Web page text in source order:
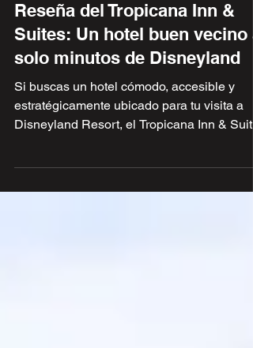
Feb 7, 2025
2 min read
Reseña del Tropicana Inn &
Suites: Un hotel buen vecino a
solo minutos de Disneyland
Si buscas un hotel cómodo, accesible y
estratégicamente ubicado para tu visita a
es una opción